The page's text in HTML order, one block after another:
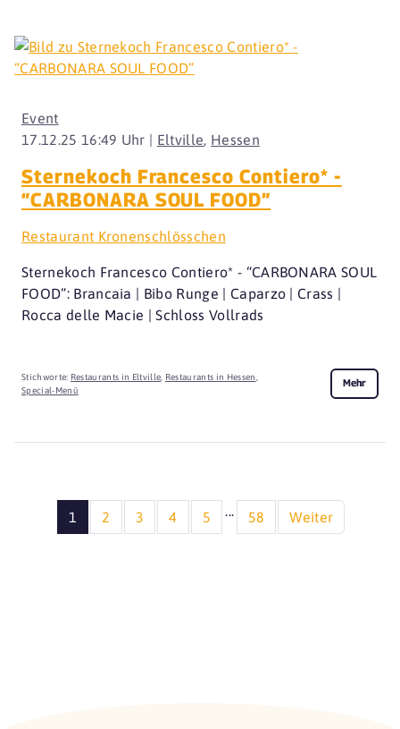
17.12.25 16:49 Uhr | Eltville, Hessen
Event
Sternekoch Francesco Contiero* -
“CARBONARA SOUL FOOD”
Restaurant Kronenschlösschen
Sternekoch Francesco Contiero* - “CARBONARA SOUL
FOOD”: Brancaia | Bibo Runge | Caparzo | Crass |
Rocca delle Macie | Schloss Vollrads
Stichworte: Restaurants in Eltville Restaurants in Hessen
Special-Menü
Mehr
1 2 3 4 5 ... 58 Weiter